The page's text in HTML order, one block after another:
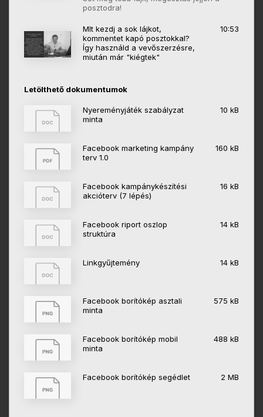
posztodra!
MIt kezdj a sok lájkot,
kommentet kapó posztokkal?
Így használd a vevőszerzésre,
miután már "kiégtek"
10:53
Letölthető dokumentumok
Nyereményjáték szabályzat
minta
10 kB
Facebook marketing kampány
terv 1.0
160 kB
Facebook kampánykészítési
akcióterv (7 lépés)
16 kB
Facebook riport oszlop
struktúra
14 kB
Linkgyűjtemény 14 kB
Facebook borítókép asztali
minta
575 kB
Facebook borítókép mobil
minta
488 kB
Facebook borítókép segédlet 2 MB